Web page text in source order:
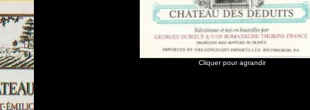
Cliquer pour agrandir